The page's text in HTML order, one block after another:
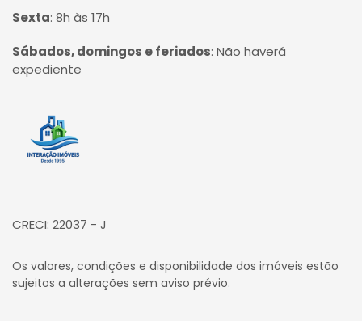
Sexta: 8h às 17h
Sábados, domingos e feriados: Não haverá
expediente
Página inicial
CRECI: 22037 - J
Os valores, condições e disponibilidade dos imóveis estão
sujeitos a alterações sem aviso prévio.